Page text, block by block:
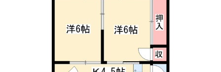
カップル向けの部屋を探す
敷金礼金0円の部屋を探す
都市ガス&オール電化の部屋を探す